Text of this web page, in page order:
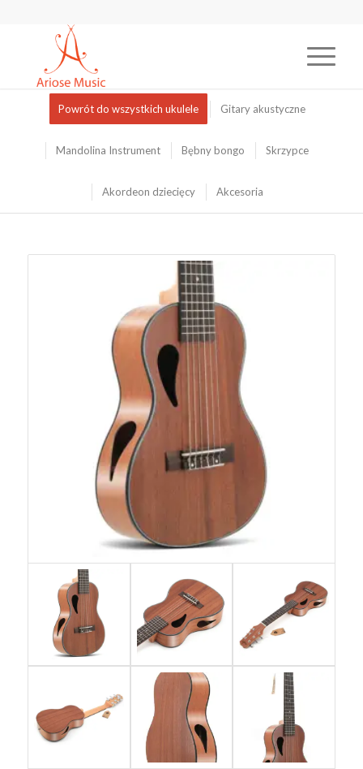
Powrót do wszystkich ukulele Gitary akustyczne
Mandolina Instrument Bębny bongo Skrzypce
Akordeon dziecięcy Akcesoria